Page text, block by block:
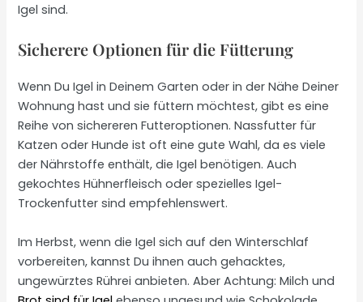
Igel sind.
Sicherere Optionen für die Fütterung
Wenn Du Igel in Deinem Garten oder in der Nähe Deiner
Wohnung hast und sie füttern möchtest, gibt es eine
Reihe von sichereren Futteroptionen. Nassfutter für
Katzen oder Hunde ist oft eine gute Wahl, da es viele
der Nährstoffe enthält, die Igel benötigen. Auch
gekochtes Hühnerfleisch oder spezielles Igel-
Trockenfutter sind empfehlenswert.
Im Herbst, wenn die Igel sich auf den Winterschlaf
vorbereiten, kannst Du ihnen auch gehacktes,
ungewürztes Rührei anbieten. Aber Achtung: Milch und